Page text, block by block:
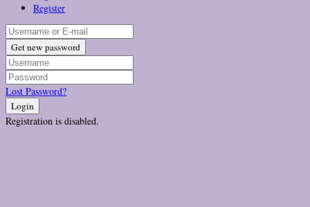
Register
Get new password
Lost Password?
Login
Registration is disabled.